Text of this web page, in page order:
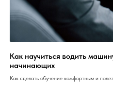
Как научиться водить
начинающих
Как сделать обучение комфортным и